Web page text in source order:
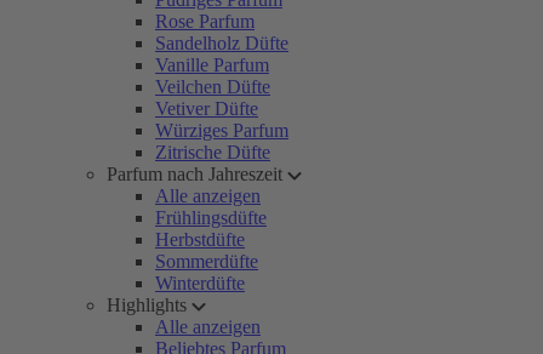
Rose Parfum
Sandelholz Düfte
Vanille Parfum
Veilchen Düfte
Vetiver Düfte
Würziges Parfum
Zitrische Düfte
Parfum nach Jahreszeit
Alle anzeigen
Frühlingsdüfte
Herbstdüfte
Sommerdüfte
Winterdüfte
Highlights
Alle anzeigen
Beliebtes Parfum